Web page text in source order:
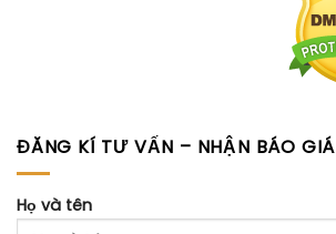
ĐĂNG KÍ TƯ VẤN – NHẬN BÁO GIÁ
Họ và tên